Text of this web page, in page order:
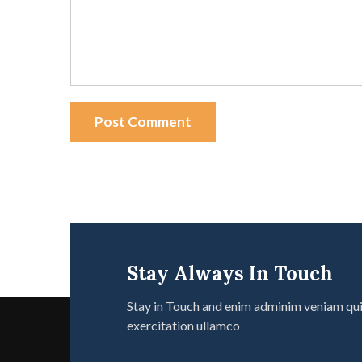
Post Comment
Stay Always In Touch
Stay in Touch and enim adminim veniam
exercitation ullamco